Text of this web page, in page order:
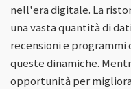
nell'era digitale. La
una vasta quantità di
recensioni e programmi
queste dinamiche.
opportunità per